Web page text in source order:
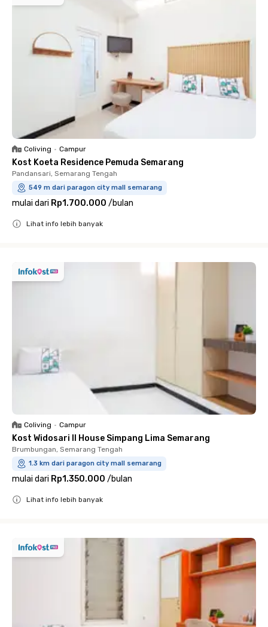
Coliving • Campur
Kost Koeta Residence Pemuda Semarang
Pandansari, Semarang Tengah
549 m dari paragon city mall semarang
mulai dari Rp1.700.000 /bulan
Lihat info lebih banyak
Coliving • Campur
Kost Widosari II House Simpang Lima Semarang
Brumbungan, Semarang Tengah
1.3 km dari paragon city mall semarang
mulai dari Rp1.350.000 /bulan
Lihat info lebih banyak